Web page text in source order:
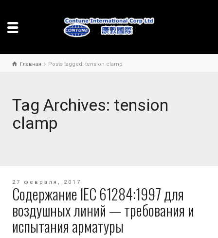
Главная Posts tagged: tension clamp
Tag Archives: tension
clamp
27 февраля, 2017
Содержание IEC 61284:1997 для
воздушных линий — требования и
испытания арматуры